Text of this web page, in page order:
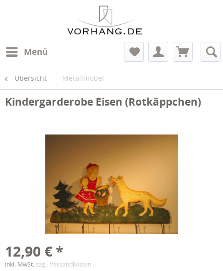
Menü
Übersicht Metallmöbel
Kindergarderobe Eisen (Rotkäppchen)
12,90 € *
inkl. MwSt. zzgl. Versandkosten